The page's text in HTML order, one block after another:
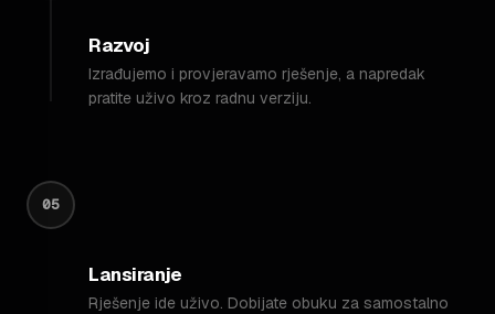
Razvoj
Izrađujemo i provjeravamo rješenje, a napredak
pratite uživo kroz radnu verziju.
05
Lansiranje
Rješenje ide uživo. Dobijate obuku za samostalno